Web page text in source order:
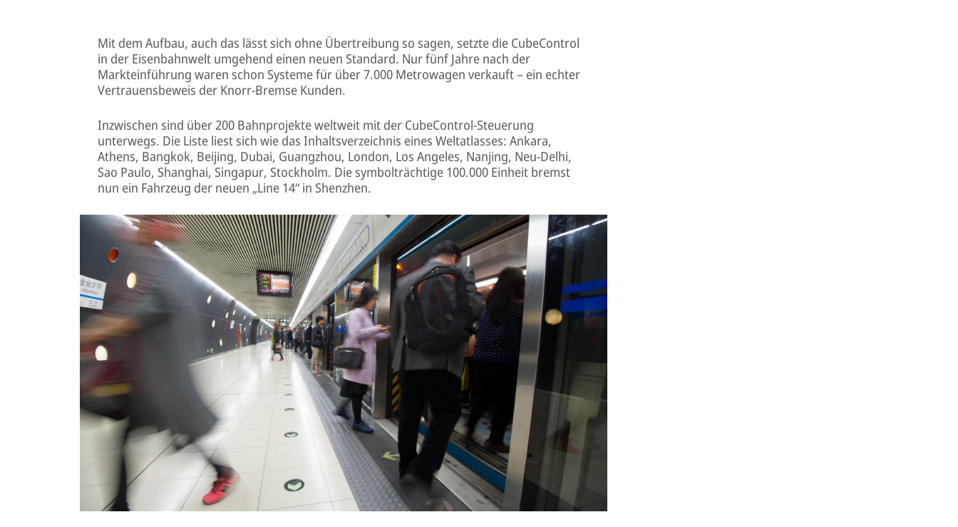
Mit dem Aufbau, auch das lässt sich ohne Übertreibung so sagen, setzte die CubeControl
in der Eisenbahnwelt umgehend einen neuen Standard. Nur fünf Jahre nach der
Markteinführung waren schon Systeme für über 7.000 Metrowagen verkauft – ein echter
Vertrauensbeweis der Knorr-Bremse Kunden.
Inzwischen sind über 200 Bahnprojekte weltweit mit der CubeControl-Steuerung
unterwegs. Die Liste liest sich wie das Inhaltsverzeichnis eines Weltatlasses: Ankara,
Athens, Bangkok, Beijing, Dubai, Guangzhou, London, Los Angeles, Nanjing, Neu-Delhi,
Sao Paulo, Shanghai, Singapur, Stockholm. Die symbolträchtige 100.000 Einheit bremst
nun ein Fahrzeug der neuen „Line 14“ in Shenzhen.